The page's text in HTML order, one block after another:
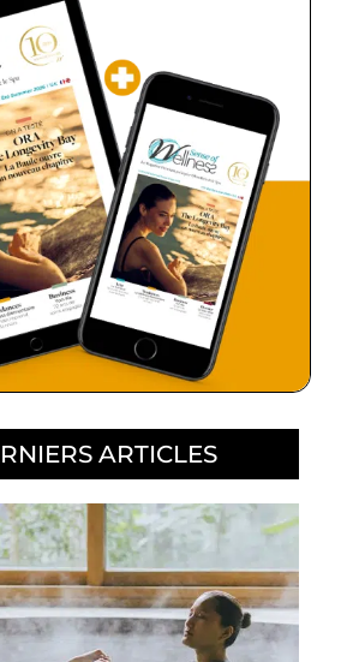
ARTICLES